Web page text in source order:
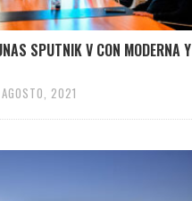
SPUTNIK V CON MODERNA Y
2021